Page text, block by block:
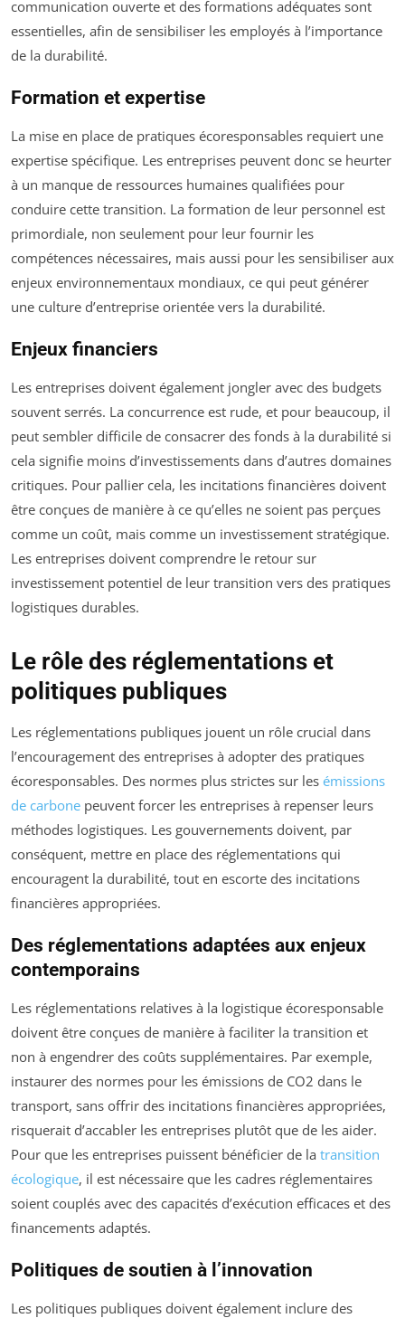
communication ouverte et des formations adéquates sont
essentielles, afin de sensibiliser les employés à l’importance
de la durabilité.
Formation et expertise
La mise en place de pratiques écoresponsables requiert une
expertise spécifique. Les entreprises peuvent donc se heurter
à un manque de ressources humaines qualifiées pour
conduire cette transition. La formation de leur personnel est
primordiale, non seulement pour leur fournir les
compétences nécessaires, mais aussi pour les sensibiliser aux
enjeux environnementaux mondiaux, ce qui peut générer
une culture d’entreprise orientée vers la durabilité.
Enjeux financiers
Les entreprises doivent également jongler avec des budgets
souvent serrés. La concurrence est rude, et pour beaucoup, il
peut sembler difficile de consacrer des fonds à la durabilité si
cela signifie moins d’investissements dans d’autres domaines
critiques. Pour pallier cela, les incitations financières doivent
être conçues de manière à ce qu’elles ne soient pas perçues
comme un coût, mais comme un investissement stratégique.
Les entreprises doivent comprendre le retour sur
investissement potentiel de leur transition vers des pratiques
logistiques durables.
Le rôle des réglementations et
politiques publiques
Les réglementations publiques jouent un rôle crucial dans
l’encouragement des entreprises à adopter des pratiques
écoresponsables. Des normes plus strictes sur les émissions
de carbone peuvent forcer les entreprises à repenser leurs
méthodes logistiques. Les gouvernements doivent, par
conséquent, mettre en place des réglementations qui
encouragent la durabilité, tout en escorte des incitations
financières appropriées.
Des réglementations adaptées aux enjeux
contemporains
Les réglementations relatives à la logistique écoresponsable
doivent être conçues de manière à faciliter la transition et
non à engendrer des coûts supplémentaires. Par exemple,
instaurer des normes pour les émissions de CO2 dans le
transport, sans offrir des incitations financières appropriées,
risquerait d’accabler les entreprises plutôt que de les aider.
Pour que les entreprises puissent bénéficier de la transition
écologique, il est nécessaire que les cadres réglementaires
soient couplés avec des capacités d’exécution efficaces et des
financements adaptés.
Politiques de soutien à l’innovation
Les politiques publiques doivent également inclure des